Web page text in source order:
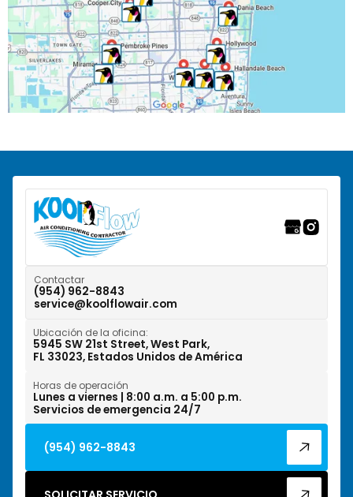
Parkland, FL
Pembroke Park, FL
Pembroke Pines, FL
Riverwalk Fort Lauderdale, FL
Tamarac, FL
Weston, FL
West Park, FL
Wilton Manors, FL
Contactar
(954) 962-8843
service@koolflowair.com
Ubicación de la oficina:
5945 SW 21st Street, West Park,
FL 33023, Estados Unidos de América
Horas de operación
Lunes a viernes | 8:00 a.m. a 5:00 p.m.
Servicios de emergencia 24/7
(954) 962-8843